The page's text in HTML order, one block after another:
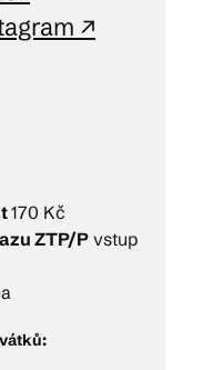
↗
170 Kč
ZTP/P vstup